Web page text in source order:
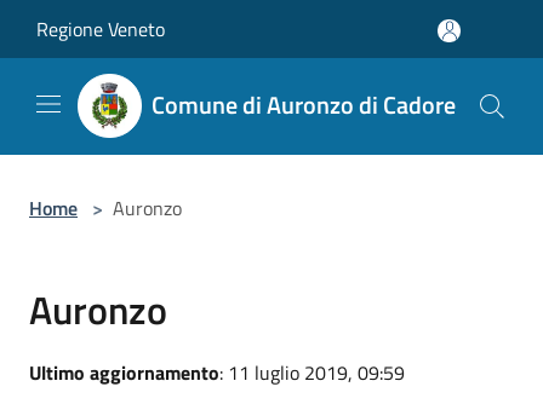
Regione Veneto
Comune di Auronzo di Cadore
Home > Auronzo
Auronzo
Ultimo aggiornamento: 11 luglio 2019, 09:59